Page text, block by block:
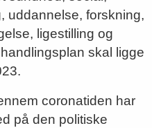
uddannelse, forskning,
ligestilling og
skal ligge
coronatiden har
på den politiske